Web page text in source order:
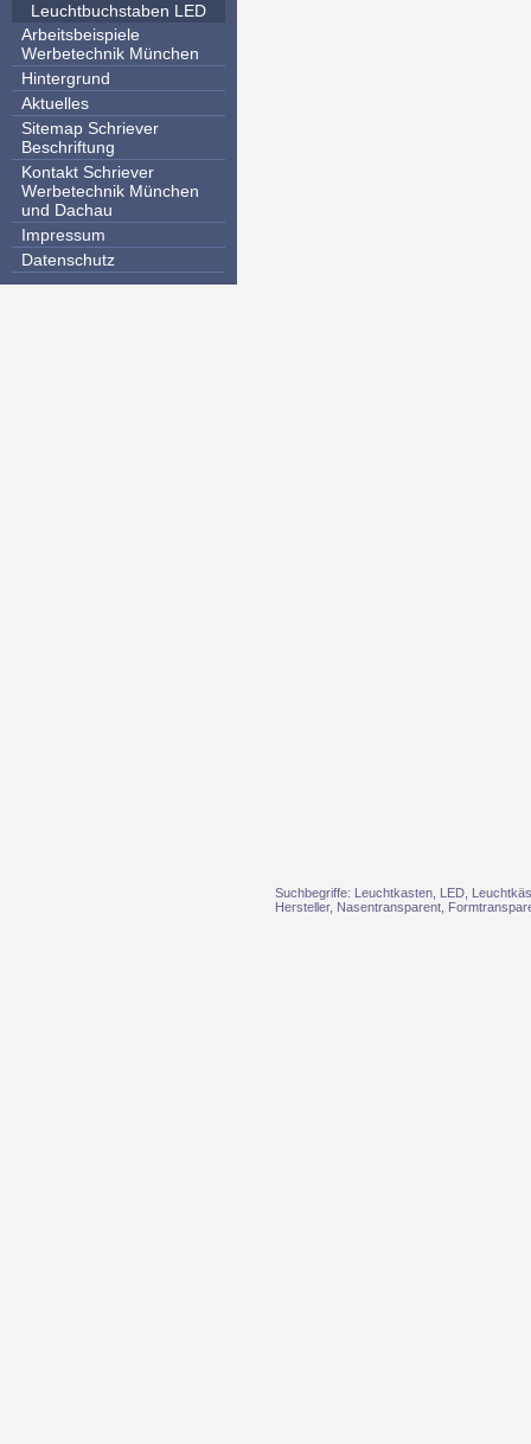
Leuchtbuchstaben LED
Arbeitsbeispiele
Werbetechnik München
Hintergrund
Aktuelles
Sitemap Schriever
Beschriftung
Kontakt Schriever
Werbetechnik München
und Dachau
Impressum
Datenschutz
Suchbegriffe: Leuchtkasten, LED,
Hersteller, Nasentransparent,